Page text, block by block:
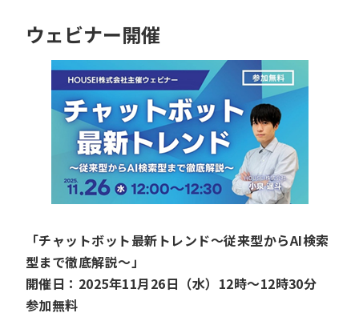
ウェビナー開催
「チャットボット最新トレンド～従来型からAI検索
型まで徹底解説～」
開催日：2025年11月26日（水）12時～12時30分
参加無料